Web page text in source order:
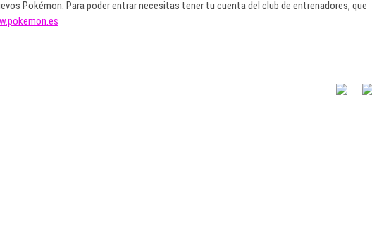
Pokémon. Para poder entrar necesitas tener tu cuenta del club de entrenadores, que